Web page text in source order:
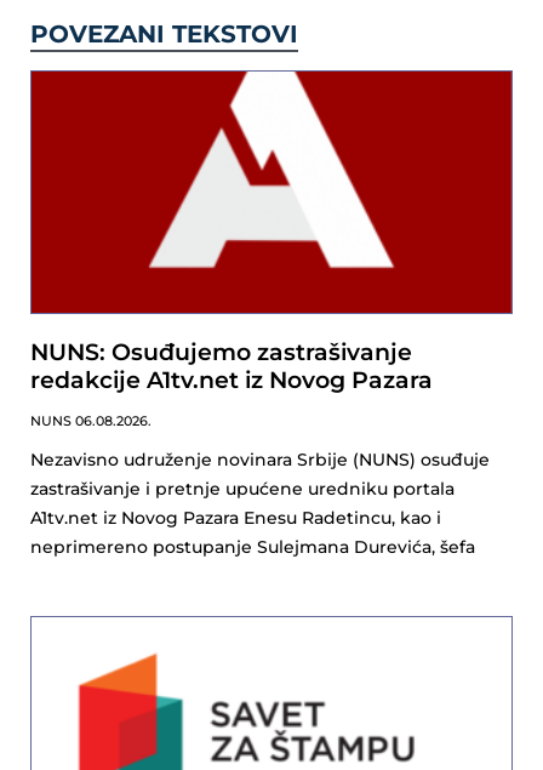
POVEZANI TEKSTOVI
NUNS: Osuđujemo zastrašivanje
redakcije A1tv.net iz Novog Pazara
NUNS 06.08.2026.
Nezavisno udruženje novinara Srbije (NUNS) osuđuje
zastrašivanje i pretnje upućene uredniku portala
A1tv.net iz Novog Pazara Enesu Radetincu, kao i
neprimereno postupanje Sulejmana Durevića, šefa